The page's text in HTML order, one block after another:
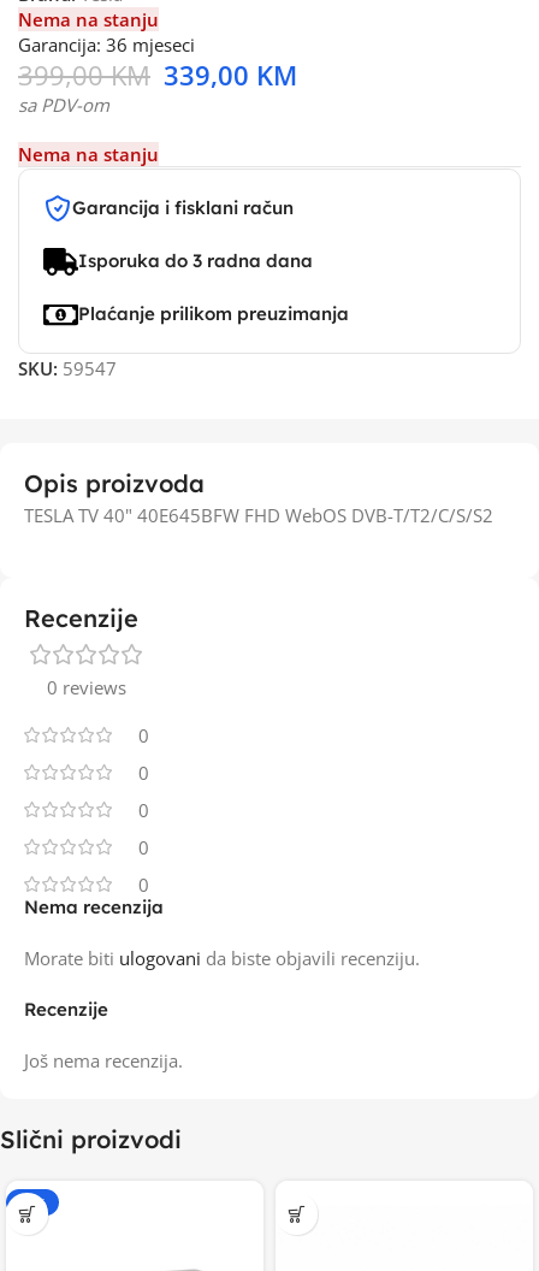
Nema na stanju
Garancija: 36 mjeseci
399,00KM 339,00 KM
sa PDV-om
Nema na stanju
Garancija i fisklani račun
Isporuka do 3 radna dana
Plaćanje prilikom preuzimanja
SKU: 59547
Opis proizvoda
TESLA TV 40" 40E645BFW FHD WebOS DVB-T/T2/C/S/S2
Recenzije
0 reviews
0
0
0
0
0
Recenzije
Još nema recenzija.
Nema recenzija
Morate biti ulogovani da biste objavili recenziju.
Slični proizvodi
-15%